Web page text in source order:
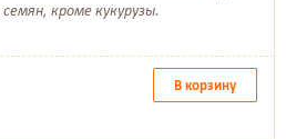
семян, кроме кукурузы.
В корзину